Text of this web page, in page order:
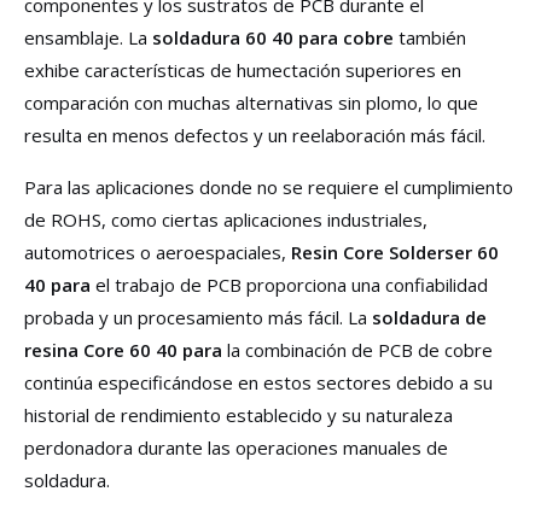
componentes y los sustratos de PCB durante el
ensamblaje. La soldadura 60 40 para cobre también
exhibe características de humectación superiores en
comparación con muchas alternativas sin plomo, lo que
resulta en menos defectos y un reelaboración más fácil.
Para las aplicaciones donde no se requiere el cumplimiento
de ROHS, como ciertas aplicaciones industriales,
automotrices o aeroespaciales, Resin Core Solderser 60
40 para el trabajo de PCB proporciona una confiabilidad
probada y un procesamiento más fácil. La soldadura de
resina Core 60 40 para la combinación de PCB de cobre
continúa especificándose en estos sectores debido a su
historial de rendimiento establecido y su naturaleza
perdonadora durante las operaciones manuales de
soldadura.